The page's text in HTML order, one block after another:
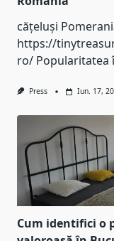
cățeluși
https://
ro/ Popularitatea
Press Iun. 17,
Cum identifici o